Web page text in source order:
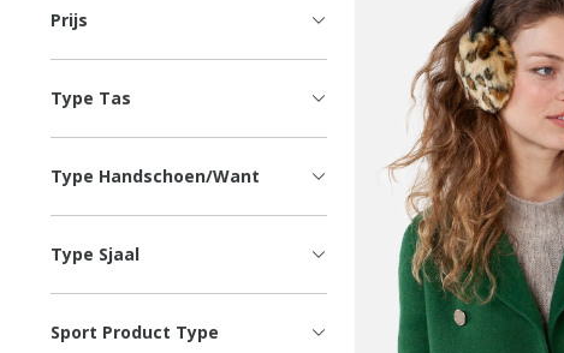
Prijs
Type Tas
Type Handschoen/Want
Type Sjaal
Sport Product Type